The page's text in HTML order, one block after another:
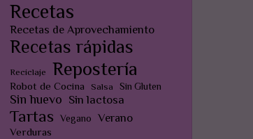
Recetas
Recetas de Aprovechamiento
Recetas rápidas
Reciclaje Repostería
Robot de Cocina Salsa Sin Gluten
Sin huevo Sin lactosa
Tartas Vegano Verano
Verduras